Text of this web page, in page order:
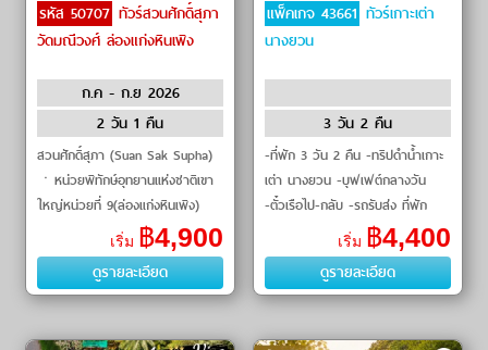
รหัส 50707 ทัวร์สวนศักดิ์สุภา
วัดมณีวงศ์ ล่องแก่งหินเพิง
ก.ค - ก.ย 2026
2 วัน 1 คืน
สวนศักดิ์สุภา (Suan Sak Supha)
ㆍหน่วยพิทักษ์อุทยานแห่งชาติเขา
ใหญ่หน่วยที่ 9(ล่องแก่งหินเพิง)
(Khao Yai National Park
Protection Unit 9 - Hin Phoeng
Rafting)ㆍ�
เริ่ม ฿4,900
ดูรายละเอียด
แพ็คเกจ 43661 ทัวร์เกาะเต่า
นางยวน
3 วัน 2 คืน
-ที่พัก 3 วัน 2 คืน -ทริปดำน้ำเกาะ
เต่า นางยวน -บุฟเฟต์กลางวัน
-ตั๋วเรือไป-กลับ -รถรับส่ง ที่พัก
เริ่ม ฿4,400
ดูรายละเอียด